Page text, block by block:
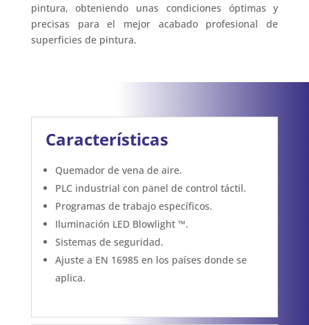
pintura, obteniendo unas condiciones óptimas y
precisas para el mejor acabado profesional de
superficies de pintura.
Características
Quemador de vena de aire.
PLC industrial con panel de control táctil.
Programas de trabajo específicos.
Iluminación LED Blowlight ™.
Sistemas de seguridad.
Ajuste a EN 16985 en los países donde se
aplica.